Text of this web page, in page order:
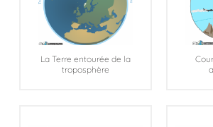
La Terre entourée de la
troposphère